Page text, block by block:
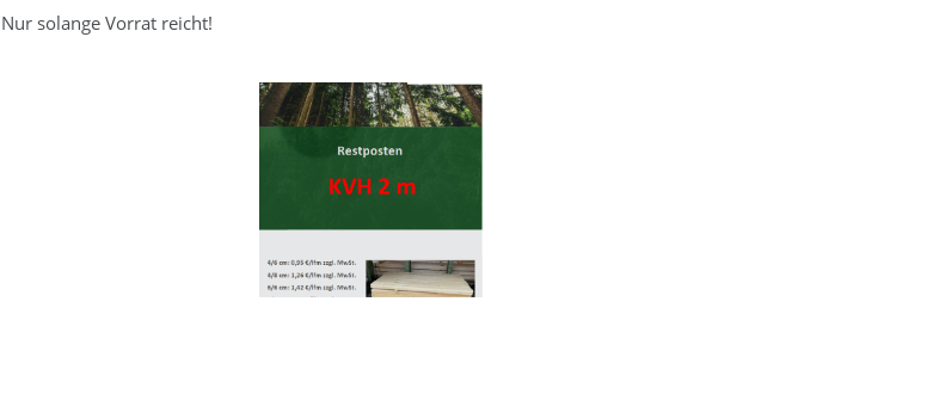
Nur solange Vorrat reicht!